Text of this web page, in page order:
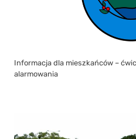
Informacja dla mieszkańców –
alarmowania